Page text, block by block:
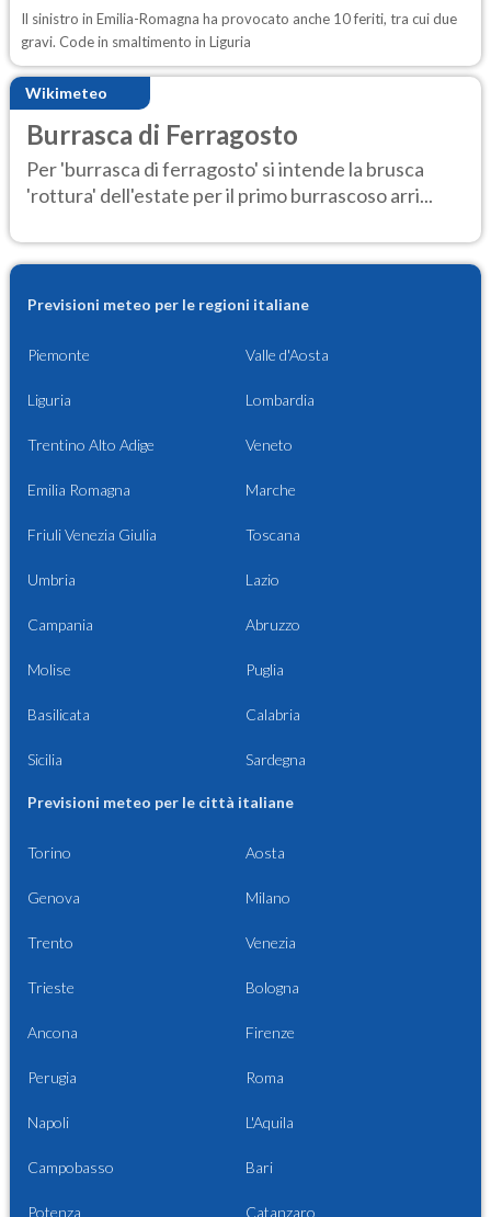
Il sinistro in Emilia-Romagna ha provocato anche 10 feriti, tra cui due
gravi. Code in smaltimento in Liguria
Wikimeteo
Burrasca di Ferragosto
Per 'burrasca di ferragosto' si intende la brusca
'rottura' dell'estate per il primo burrascoso arri...
Previsioni meteo per le regioni italiane
Piemonte Valle d'Aosta
Liguria Lombardia
Trentino Alto Adige Veneto
Emilia Romagna Marche
Friuli Venezia Giulia Toscana
Umbria Lazio
Campania Abruzzo
Molise Puglia
Basilicata Calabria
Sicilia Sardegna
Previsioni meteo per le città italiane
Torino Aosta
Genova Milano
Trento Venezia
Trieste Bologna
Ancona Firenze
Perugia Roma
Napoli L'Aquila
Campobasso Bari
Potenza Catanzaro